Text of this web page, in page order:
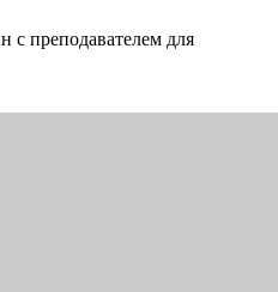
с преподавателем для